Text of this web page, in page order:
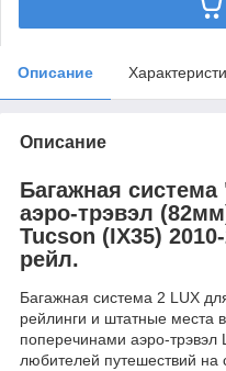
Описание
Описание
Багажная
аэро-трэвэл
Tucson (IX35)
рейл.
Багажная система 2 LUX
рейлинги и штатные места
поперечинами аэро-
любителей путешествий на